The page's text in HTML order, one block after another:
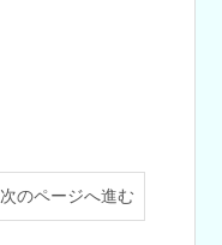
次のページへ進む